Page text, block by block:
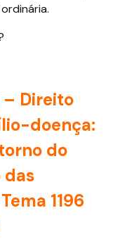
– Direito
doença:
do
1196